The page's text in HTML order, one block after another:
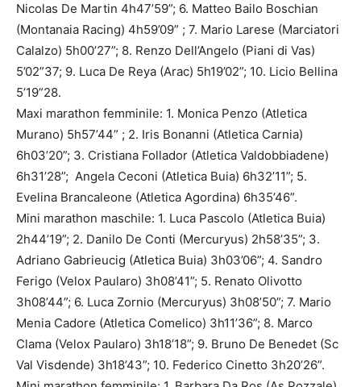
Nicolas De Martin 4h47’59”; 6. Matteo Bailo Boschian
(Montanaia Racing) 4h59’09” ; 7. Mario Larese (Marciatori
Calalzo) 5h00’27”; 8. Renzo Dell’Angelo (Piani di Vas)
5’02”37; 9. Luca De Reya (Arac) 5h19’02”; 10. Licio Bellina
5’19”28.
Maxi marathon femminile: 1. Monica Penzo (Atletica
Murano) 5h57’44” ; 2. Iris Bonanni (Atletica Carnia)
6h03’20”; 3. Cristiana Follador (Atletica Valdobbiadene)
6h31’28”; Angela Ceconi (Atletica Buia) 6h32’11”; 5.
Evelina Brancaleone (Atletica Agordina) 6h35’46”.
Mini marathon maschile: 1. Luca Pascolo (Atletica Buia)
2h44’19”; 2. Danilo De Conti (Mercuryus) 2h58’35”; 3.
Adriano Gabrieucig (Atletica Buia) 3h03’06”; 4. Sandro
Ferigo (Velox Paularo) 3h08’41”; 5. Renato Olivotto
3h08’44”; 6. Luca Zornio (Mercuryus) 3h08’50”; 7. Mario
Menia Cadore (Atletica Comelico) 3h11’36”; 8. Marco
Clama (Velox Paularo) 3h18’18”; 9. Bruno De Benedet (Sc
Val Visdende) 3h18’43”; 10. Federico Cinetto 3h20’26”.